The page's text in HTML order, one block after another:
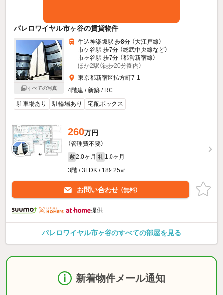
パレロワイヤル市ヶ谷の賃貸物件
すべての写真
牛込神楽坂駅 歩8分 （大江戸線）
市ケ谷駅 歩7分 （総武中央線など）
市ヶ谷駅 歩7分 （都営新宿線）
ほか2駅（徒歩20分圏内）
東京都新宿区払方町7-1
4階建 / 新築 / RC
駐車場あり
駐輪場あり 宅配ボックス
260万円
（管理費不要）
敷 2.0ヶ月 礼 1.0ヶ月
3階 / 3LDK / 189.25㎡
お問い合わせ （無料）
提供
パレロワイヤル市ヶ谷のすべての部屋を見る
新着物件メール通知